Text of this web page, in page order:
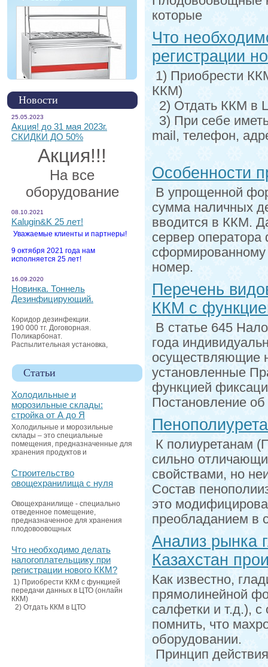
Новости
25.05.2023
Акция! до 31 мая 2023г.
СКИДКИ ДО 50%
Акция!!!
На все
оборудование
08.10.2021
Kalugin&K 25 лет!
Уважаемые клиенты и партнеры!
9 октября 2021 года нам
исполняется 25 лет!
16.09.2020
Новинка. Тоннель
Дезинфицирующий.
Коридор дезинфекции.
190 000 тг. Договорная.
Поликарбонат.
Распылительная установка,
Статьи
Холодильные и
морозильные склады:
стройка от А до Я
Холодильные и морозильные
склады – это специальные
помещения, предназначенные для
хранения продуктов и
Строительство
овощехранилища с нуля
Овощехранилище - специально
отведенное помещение,
предназначенное для хранения
плодовоовощных
Что необходимо делать
налогоплательщику при
регистрации нового ККМ?
1) Приобрести ККМ с функцией
передачи данных в ЦТО (онлайн
ККМ)
2) Отдать ККМ в ЦТО
которые
Что
регистрации
1) Приобрести
ККМ)
2) Отдать ККМ в
3) При себе
mail, телефон,
Особенности
В упрощенной
сумма наличных
вводится в ККМ.
сервер
сформированному
номер.
Перечень
ККМ с
В статье 645
года
осуществляющие
установленные
функцией
Постановление
К полиуретанам
сильно
свойствами, но
Состав
это
преобладанием в
Анализ рынка
Казахстан
Как известно,
прямолинейной
салфетки и т.д.),
помнить, что
оборудовании.
Принцип